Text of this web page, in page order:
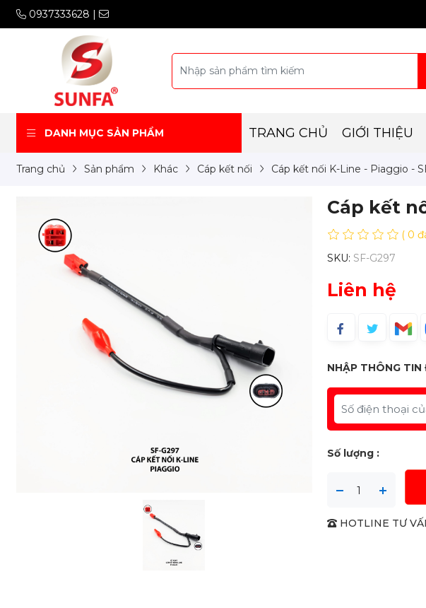
0937333628 |
DANH MỤC SẢN PHẨM TRANG CHỦ GIỚI THIỆU
Trang chủ Sản phẩm Khác Cáp kết nối Cáp kết nối K-Line - Piaggio -
Cáp kết
( 0
SKU: SF-G297
Liên hệ
NHẬP THÔNG
Số lượng :
HOTLINE TƯ